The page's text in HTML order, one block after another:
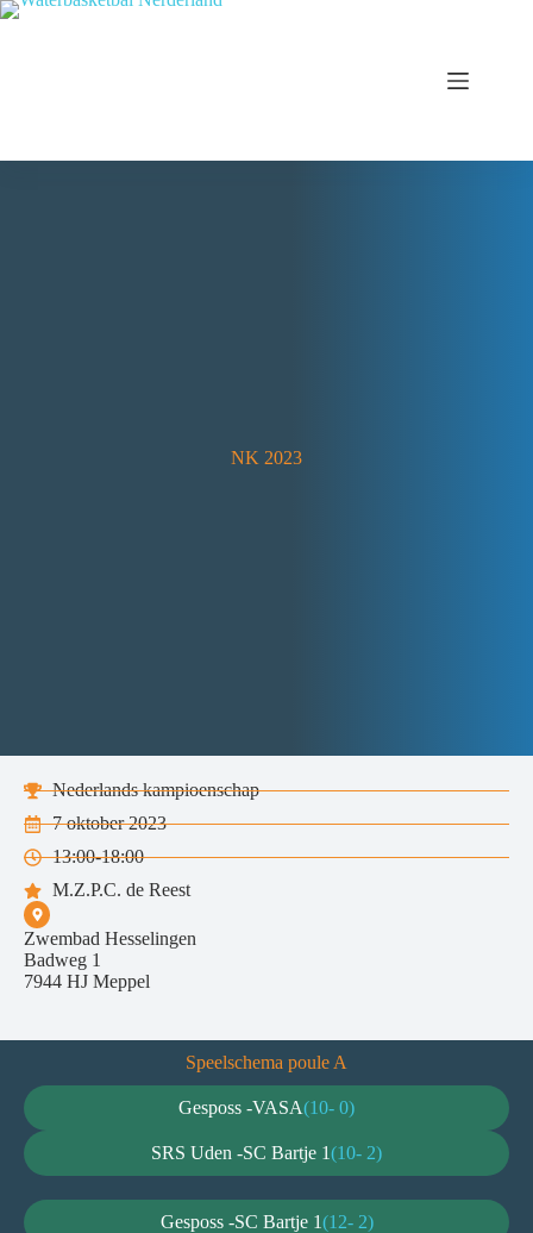
NK 2023
Nederlands kampioenschap
7 oktober 2023
13:00-18:00
M.Z.P.C. de Reest
Zwembad Hesselingen
Badweg 1
7944 HJ Meppel
Speelschema poule A
Gesposs -VASA(10- 0)
SRS Uden -SC Bartje 1(10- 2)
Gesposs -SC Bartje 1(12- 2)